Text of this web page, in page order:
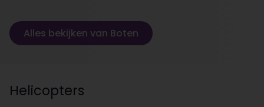
Alles bekijken van Boten
Helicopters